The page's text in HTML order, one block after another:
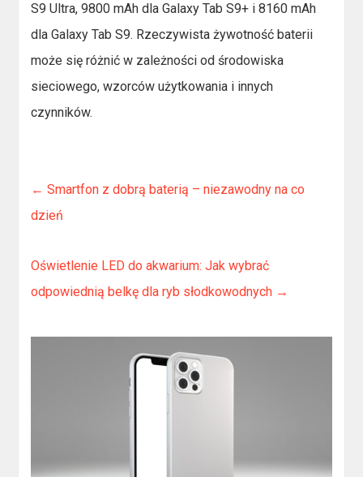
S9 Ultra, 9800 mAh dla Galaxy Tab S9+ i 8160 mAh
dla Galaxy Tab S9. Rzeczywista żywotność baterii
może się różnić w zależności od środowiska
sieciowego, wzorców użytkowania i innych
czynników.
← Smartfon z dobrą baterią – niezawodny na co
dzień
Oświetlenie LED do akwarium: Jak wybrać
odpowiednią belkę dla ryb słodkowodnych →